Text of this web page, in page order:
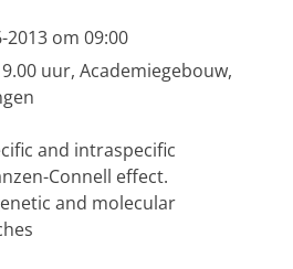
2013 om 09:00
uur, Academiegebouw,
and intraspecific
Connell effect.
and molecular